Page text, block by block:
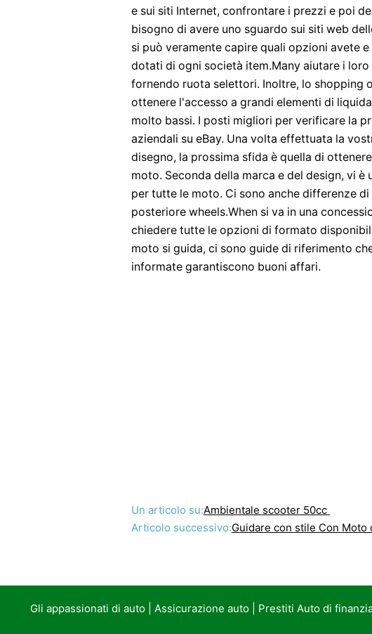
e sui siti Internet, confrontare i prezzi e poi
bisogno di avere uno sguardo sui siti web
si può veramente capire quali opzioni avete
dotati di ogni società item.Many aiutare i
fornendo ruota selettori. Inoltre, lo shopping
ottenere l'accesso a grandi elementi di
molto bassi. I posti migliori per verificare la
aziendali su eBay. Una volta effettuata la
disegno, la prossima sfida è quella di
moto. Seconda della marca e del design, vi
per tutte le moto. Ci sono anche differenze
posteriore wheels.When si va in una
chiedere tutte le opzioni di formato
moto si guida, ci sono guide di riferimento
informate garantiscono buoni affari.
Un articolo su:Ambientale scooter 50cc
Articolo successivo:Guidare con stile Con Moto
Gli appassionati di auto| Assicurazione auto| Prestiti Auto di